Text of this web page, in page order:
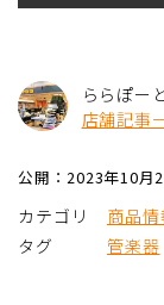
ららぽー
店舗記事
公開：2023年10月
カテゴリ
商品情
タグ
管楽器